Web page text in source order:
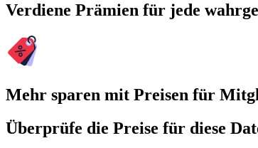
Verdiene Prämien für jede
Mehr sparen mit Preisen für
Überprüfe die Preise für diese